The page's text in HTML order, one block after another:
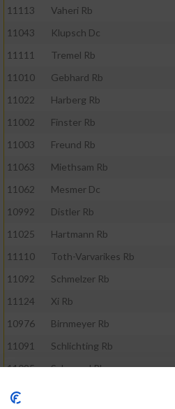
11113
Vaheri Rb
11043
Klupsch Dc
11111
Tremel Rb
11010
Gebhard Rb
11022
Harberg Rb
11002
Finster Rb
11003
Freund Rb
11063
Miethsam Rb
11062
Mesmer Dc
10992
Distler Rb
11025
Hartmann Rb
11110
Toth-Varvarikes Rb
11092
Schmelzer Rb
11124
Xi Rb
10976
Birnmeyer Rb
11091
Schlichting Rb
11095
Schoppel Rb
11107